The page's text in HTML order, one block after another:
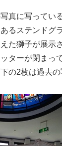
真に写ってい
るステンドグ
た獅子が展示
ターが閉まっ
の2枚は過去の